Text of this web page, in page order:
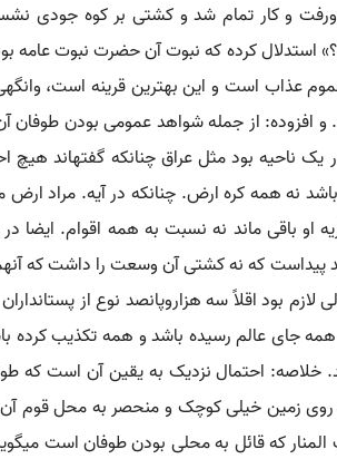
و کار تمام شد و کشتی بر کوه جودی
استدلال کرده که نبوت آن حضرت نبوت عامه
است و این بهترین قرینه است، وانگهی
از جمله شواهد عمومی بودن طوفان
ناحیه بود مثل عراق چنانکه گفته‏اند هیچ
نه همه کره ارض. چنانکه در آیه. مراد
باقی ماند نه نسبت به همه اقوام. ایضا در
که نه کشتی آن وسعت را داشت که
بود اقلاً سه هزاروپانصد نوع از
جای عالم رسیده باشد و همه تکذیب کرده
احتمال نزدیک به یقین آن است که
روی زمین خیلی کوچک و منحصر به محل
که قائل به محلی بودن طوفان است